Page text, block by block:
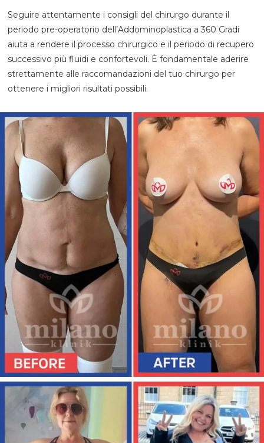
Seguire attentamente i consigli del chirurgo durante il
periodo pre-operatorio dell’Addominoplastica a 360 Gradi
aiuta a rendere il processo chirurgico e il periodo di recupero
successivo più fluidi e confortevoli. È fondamentale aderire
strettamente alle raccomandazioni del tuo chirurgo per
ottenere i migliori risultati possibili.